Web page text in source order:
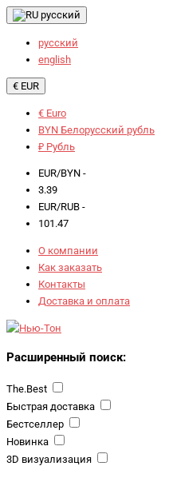
русский
русский
english
€ EUR
€ Euro
BYN Белорусский рубль
₽ Рубль
EUR/BYN -
3.39
EUR/RUB -
101.47
О компании
Как заказать
Контакты
Доставка и оплата
Расширенный поиск:
The.Best
Быстрая доставка
Бестселлер
Новинка
3D визуализация